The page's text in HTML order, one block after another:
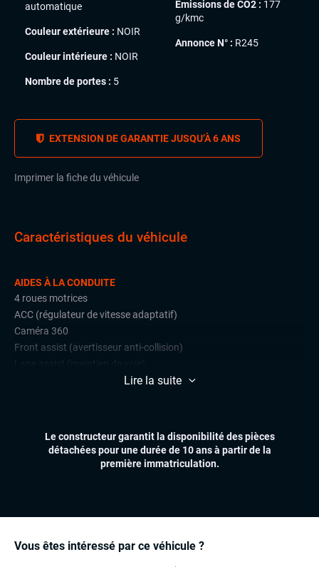
automatique
Couleur extérieure : NOIR
Couleur intérieure : NOIR
Nombre de portes : 5
Émissions de CO2 : 177
g/kmc
Annonce N° : R245
EXTENSION DE GARANTIE JUSQU’À 6 ANS
Imprimer la fiche du véhicule
Vous êtes intéressé par ce véhicule ?
Caractéristiques du véhicule
AIDES À LA CONDUITE
4 roues motrices
ACC (régulateur de vitesse adaptatif)
Caméra 360
Front assist (avertisseur anti-collision)
Hayon électrique
Lire la suite
Le constructeur garantit la disponibilité des pièces
détachées pour une durée de 10 ans à partir de la
première immatriculation.